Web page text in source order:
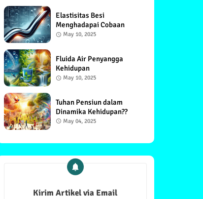
Elastisitas Besi
Menghadapai Cobaan
May 10, 2025
Fluida Air Penyangga
Kehidupan
May 10, 2025
Tuhan Pensiun dalam
Dinamika Kehidupan??
May 04, 2025
Kirim Artikel via Email